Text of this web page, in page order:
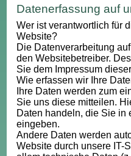
Datenerfassung auf
Wer ist verantwortlich für
Website?
Die Datenverarbeitung
den Websitebetreiber.
Sie dem Impressum
Wie erfassen wir Ihre
Ihre Daten werden zum
Sie uns diese mitteilen.
Daten handeln, die Sie in
eingeben.
Andere Daten werden
Website durch unsere IT-